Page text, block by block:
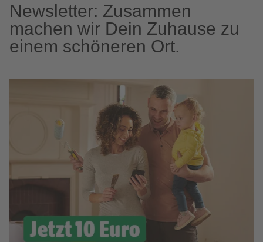
Newsletter: Zusammen
machen wir Dein Zuhause zu
einem schöneren Ort.